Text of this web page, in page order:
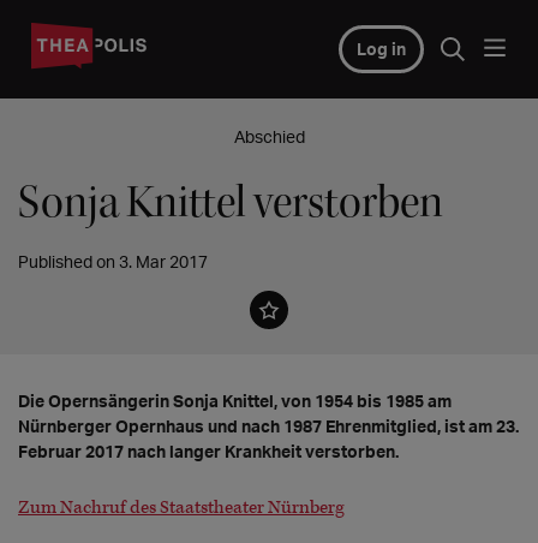
Log in
Abschied
Sonja Knittel verstorben
Published on 3. Mar 2017
Die Opernsängerin Sonja Knittel, von 1954 bis 1985 am
Nürnberger Opernhaus und nach 1987 Ehrenmitglied, ist am 23.
Februar 2017 nach langer Krankheit verstorben.
Zum Nachruf des Staatstheater Nürnberg